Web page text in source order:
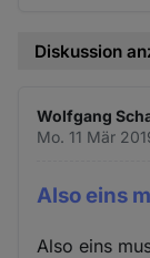
Diskussion
Wolfgang
Mo. 11 Mär
Also eins
Also eins